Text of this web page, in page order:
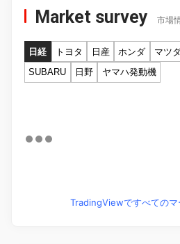
Market survey 市場
日経 トヨタ 日産 ホンダ マツ
SUBARU
日野 ヤマハ発動機
TradingViewですべてのマ